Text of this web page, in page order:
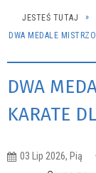
JESTEŚ TUTAJ
DWA MEDALE
DWA
KARATE
03 Lip 2026, Pią